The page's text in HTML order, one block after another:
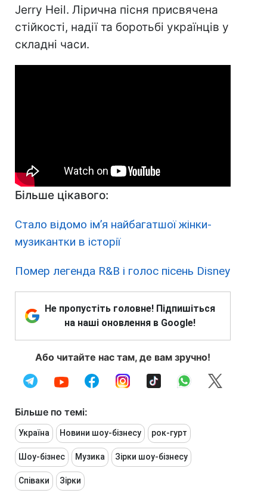
Jerry Heil. Лірична пісня присвячена
стійкості, надії та боротьбі українців у
складні часи.
Більше цікавого:
Стало відомо ім’я найбагатшої жінки-
музикантки в історії
Помер легенда R&B і голос пісень Disney
Не пропустіть головне! Підпишіться
на наші оновлення в Google!
Або читайте нас там, де вам зручно!
Більше по темі:
Україна Новини шоу-бізнесу рок-гурт
Шоу-бізнес Музика Зірки шоу-бізнесу
Співаки Зірки